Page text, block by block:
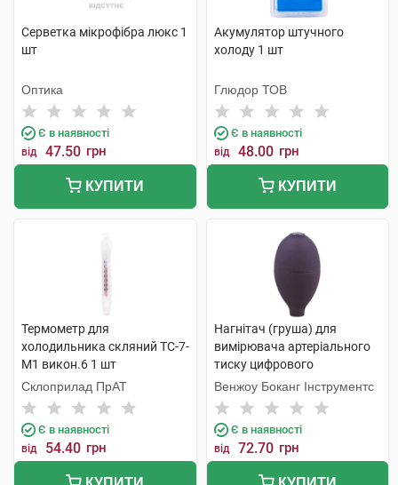
Серветка мікрофібра люкс 1
шт
Оптика
Є в наявності
від 47.50 грн
КУПИТИ
Акумулятор штучного
холоду 1 шт
Глюдор ТОВ
Є в наявності
від 48.00 грн
КУПИТИ
Термометр для
холодильника скляний ТС-7-
М1 викон.6 1 шт
Склоприлад ПрАТ
Є в наявності
від 54.40 грн
Нагнітач (груша) для
вимірювача артеріального
тиску цифрового
напівавтоматичного, колір
сірий 1 шт
Венжоу Боканг Інструментс
Є в наявності
від 72.70 грн